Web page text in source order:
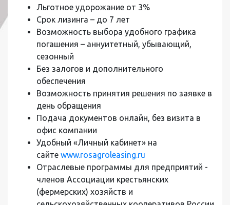
Льготное удорожание от 3%
Срок лизинга – до 7 лет
Возможность выбора удобного графика
погашения – аннуитетный, убывающий,
сезонный
Без залогов и дополнительного
обеспечения
Возможность принятия решения по заявке в
день обращения
Подача документов онлайн, без визита в
офис компании
Удобный «Личный кабинет» на
сайте www.rosagroleasing.ru
Отраслевые программы для предприятий -
членов Ассоциации крестьянских
(фермерских) хозяйств и